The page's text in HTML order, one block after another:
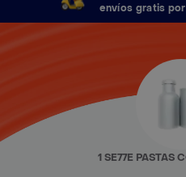
envíos gratis
1 SE77E PASTAS